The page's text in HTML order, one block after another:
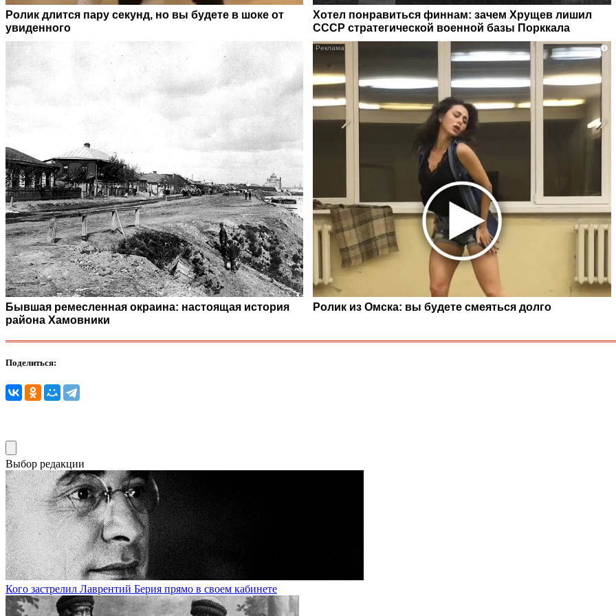
Ролик длится пару секунд, но вы будете в шоке от
увиденного
Хотел понравиться финнам: зачем Хрущев лишил
СССР стратегической военной базы Порккала
Бывшая ремесленная окраина: настоящая история
района Хамовники
i
Ролик из Омска: вы будете смеяться долго
Поделиться:
Выбор редакции
Кого застрелил Лаврентий Берия прямо в своем кабинете